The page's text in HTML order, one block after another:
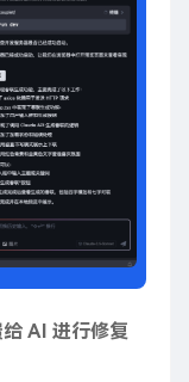
AI 进行修复